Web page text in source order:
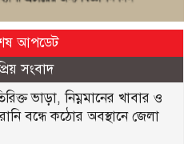
আপডেট
সংবাদ
ভাড়া, নিম্নমানের খাবার ও
বন্ধে কঠোর অবস্থানে জেলা